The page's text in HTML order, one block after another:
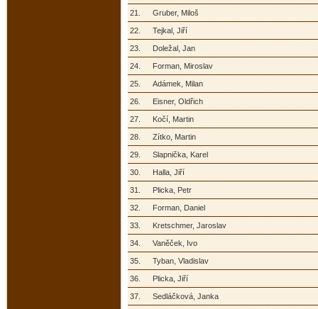
21. Gruber, Miloš
22. Tejkal, Jiří
23. Doležal, Jan
24. Forman, Miroslav
25. Adámek, Milan
26. Eisner, Oldřich
27. Kočí, Martin
28. Zítko, Martin
29. Slapnička, Karel
30. Halla, Jiří
31. Plicka, Petr
32. Forman, Daniel
33. Kretschmer, Jaroslav
34. Vaněček, Ivo
35. Tyban, Vladislav
36. Plicka, Jiří
37. Sedláčková, Janka